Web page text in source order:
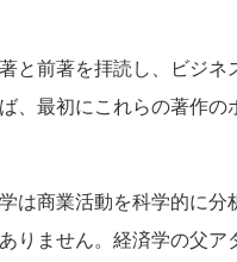
と前著を拝読し、ビジ
、最初にこれらの著作の
は商業活動を科学的に
りません。経済学の父ア